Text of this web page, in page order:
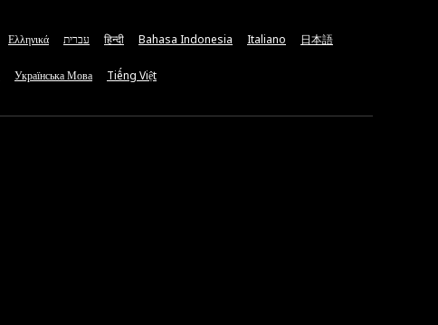
Ελληνικά עברית हिन्दी Bahasa Indonesia Italiano 日本語
Українська Мова Tiếng Việt